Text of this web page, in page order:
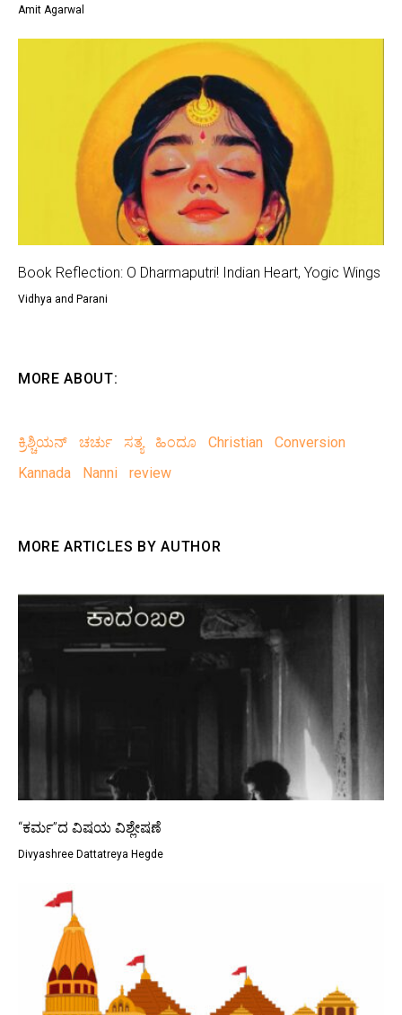
Amit Agarwal
Book Reflection: O Dharmaputri! Indian Heart, Yogic Wings
Vidhya and Parani
MORE ABOUT:
ಕ್ರಿಶ್ಚಿಯನ್ ಚರ್ಚು ಸತ್ಯ ಹಿಂದೂ Christian
Conversion
Kannada
Nanni review
MORE ARTICLES BY AUTHOR
“ಕರ್ಮ”ದ ವಿಷಯ ವಿಶ್ಲೇಷಣೆ
Divyashree Dattatreya Hegde